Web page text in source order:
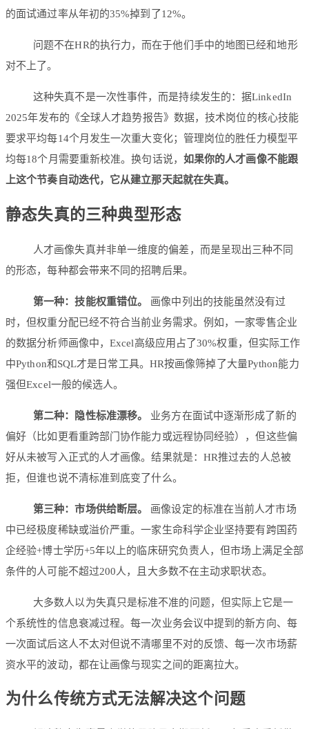
的面试通过率从年初的35%掉到了12%。
问题不在HR的执行力，而在于他们手中的地图已经和地形
对不上了。
这种失真不是一次性事件，而是持续发生的：据LinkedIn
2025年发布的《全球人才趋势报告》数据，技术岗位的核心技能
要求平均每14个月发生一次重大变化；管理岗位的胜任力模型平
均每18个月需要重新校准。换句话说， 如果你的人才画像不能跟
上这个节奏自动迭代，它从建立那天起就在失真。
静态失真的三种典型形态
人才画像失真并非单一维度的偏差，而是呈现出三种不同
的形态，每种都会带来不同的招聘后果。
第一种：技能权重错位。
画像中列出的技能虽然没有过
时，但权重分配已经不符合当前业务需求。例如，一家零售企业
的数据分析师画像中，Excel高级应用占了30%权重，但实际工作
中Python和SQL才是日常工具。HR按画像筛掉了大量Python能力
强但Excel一般的候选人。
第二种：隐性标准漂移。
业务方在面试中逐渐形成了新的
偏好（比如更看重跨部门协作能力或远程协同经验），但这些偏
好从未被写入正式的人才画像。结果就是：HR推过去的人总被
拒，但谁也说不清标准到底变了什么。
第三种：市场供给断层。
画像设定的标准在当前人才市场
中已经极度稀缺或溢价严重。一家生命科学企业坚持要有跨国药
企经验+博士学历+5年以上的临床研究负责人，但市场上满足全部
条件的人可能不超过200人，且大多数不在主动求职状态。
大多数人以为失真只是标准不准的问题，但实际上它是一
个系统性的信息衰减过程。每一次业务会议中提到的新方向、每
一次面试后这人不太对但说不清哪里不对的反馈、每一次市场薪
资水平的波动，都在让画像与现实之间的距离拉大。
为什么传统方式无法解决这个问题